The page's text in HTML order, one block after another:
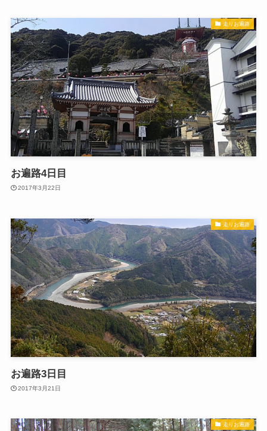
走りお遍路
お遍路4日目
2017年3月22日
走りお遍路
お遍路3日目
2017年3月21日
走りお遍路